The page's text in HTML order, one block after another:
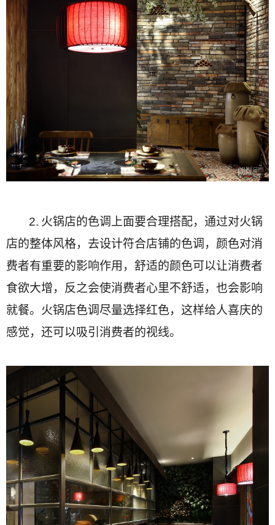
2. 火锅店的色调上面要合理搭配，通过对火锅
店的整体风格，去设计符合店铺的色调，颜色对消
费者有重要的影响作用，舒适的颜色可以让消费者
食欲大增，反之会使消费者心里不舒适，也会影响
就餐。火锅店色调尽量选择红色，这样给人喜庆的
感觉，还可以吸引消费者的视线。